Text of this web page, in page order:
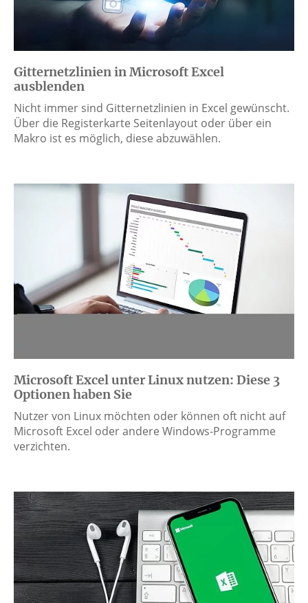
Gitternetzlinien in Microsoft Excel
ausblenden
Nicht immer sind Gitternetzlinien in Excel gewünscht.
Über die Registerkarte Seitenlayout oder über ein
Makro ist es möglich, diese abzuwählen.
Microsoft Excel unter Linux nutzen: Diese 3
Optionen haben Sie
Nutzer von Linux möchten oder können oft nicht auf
Microsoft Excel oder andere Windows-Programme
verzichten.